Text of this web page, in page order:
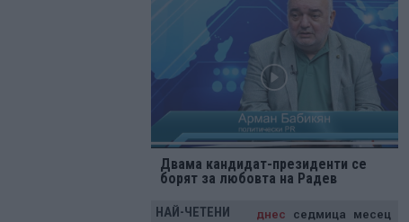
Двама кандидат-президенти се
борят за любовта на Радев
НАЙ-ЧЕТЕНИ днес седмица месец